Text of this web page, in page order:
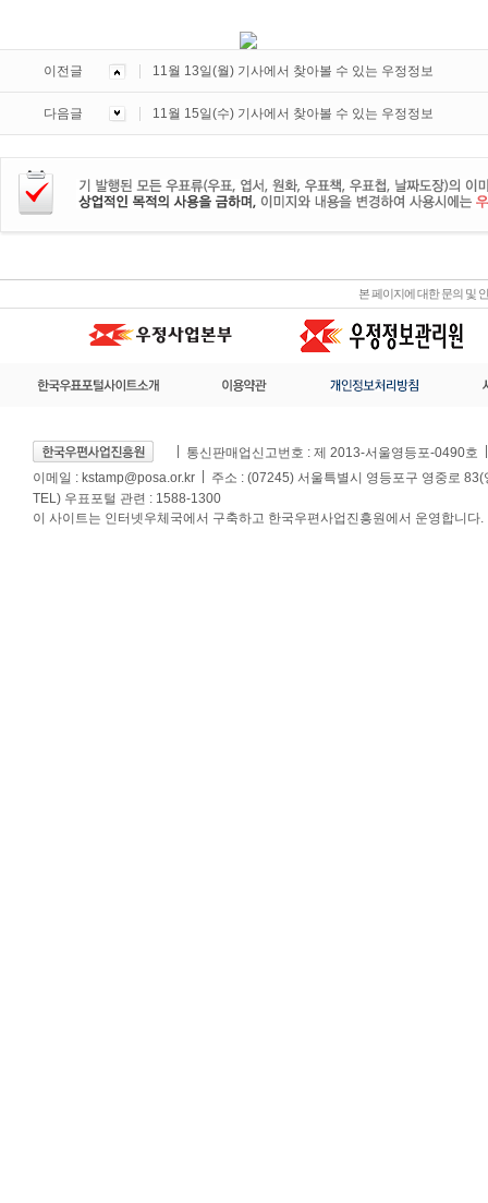
이전글 11월 13일(월) 기사에서 찾아볼 수 있는 우정정보
다음글 11월 15일(수) 기사에서 찾아볼 수 있는 우정정보
본 페이지에 대한 문의 및
통신판매업신고번호 : 제 2013-서울영등포-0490호
이메일 : kstamp@posa.or.kr
주소 : (07245) 서울특별시 영등포구 영중로
TEL) 우표포털 관련 : 1588-1300
이 사이트는 인터넷우체국에서 구축하고 한국우편사업진흥원에서 운영합니다.